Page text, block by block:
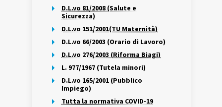
D.L.vo 81/2008 (Salute e
Sicurezza)
D.L.vo 151/2001(TU Maternità)
D.L.vo 66/2003 (Orario di Lavoro)
D.L.vo 276/2003 (Riforma Biagi)
L. 977/1967 (Tutela minori)
D.L.vo 165/2001 (Pubblico
Impiego)
Tutta la normativa COVID-19